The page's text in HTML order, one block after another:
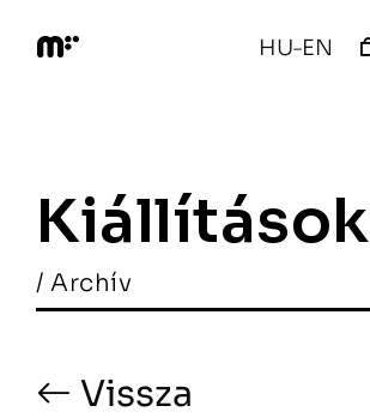
content
r
HU–EN
Kiállítások
/ Archív
Vissza